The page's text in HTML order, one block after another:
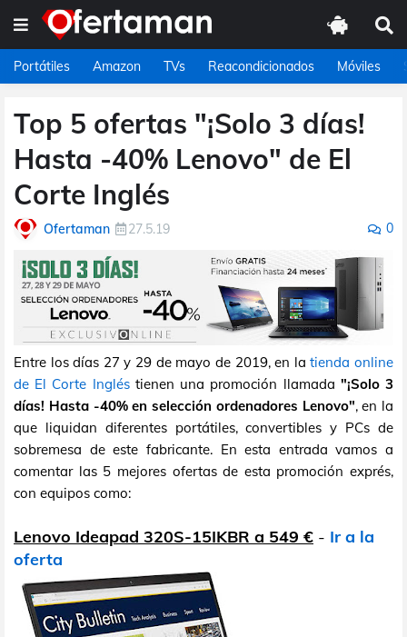
Portátiles Amazon TVs Reacondicionados Móviles
Top 5 ofertas "¡Solo 3 días!
Hasta -40% Lenovo" de El
Corte Inglés
Ofertaman 27.5.19 0
Entre los días 27 y 29 de mayo de 2019, en latienda online
de El Corte Ingléstienen una promoción llamada "¡Solo 3
días! Hasta -40% en selección ordenadores Lenovo", en la
que liquidan diferentes portátiles, convertibles y PCs de
sobremesa de este fabricante. En esta entrada vamos a
comentar las 5 mejores ofertas de esta promoción exprés,
con equipos como:
Lenovo Ideapad 320S-15IKBR a 549 € - Ir a la
oferta